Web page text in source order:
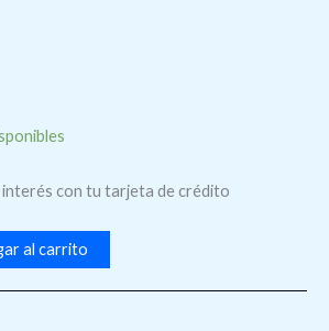
con tu tarjeta de crédito
al carrito